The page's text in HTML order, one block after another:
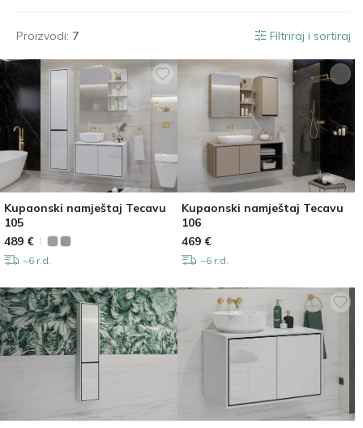
Proizvodi: 7 Filtriraj i sortiraj
Kupaonski namještaj Tecavu
105
489 €
~6 r.d.
Kupaonski namještaj Tecavu
106
469 €
~6 r.d.